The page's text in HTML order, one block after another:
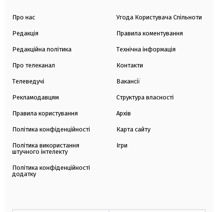
Про нас
Редакція
Редакційна політика
Про телеканал
Телеведучі
Рекламодавцям
Правила користування
Політика конфіденційності
Політика використання
штучного інтелекту
Політика конфіденційності
додатку
Угода Користувача Спільноти
Правила коментування
Технічна інформація
Контакти
Вакансії
Структура власності
Архів
Карта сайту
Ігри